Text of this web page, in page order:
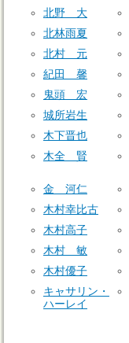
北野 大
北林雨夏
北村 元
紀田 馨
鬼頭 宏
城所岩生
木下晋也
木全 賢
金 河仁
木村幸比古
木村高子
木村 敏
木村優子
キャサリン・
ハーレイ